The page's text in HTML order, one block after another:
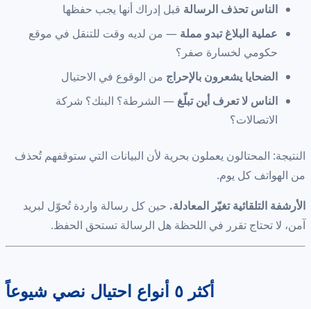
الناس تحذف الرسالة قبل إدراك أنها يجب حفظها
عملية البلاغ تبدو مملة — من لديه وقت للتنقل في موقع
حكومي لخسارة صفر؟
الضحايا يشعرون بالإحراج من الوقوع في الاحتيال
الناس لا تعرف أين تبلّغ — الشرطة؟ البنك؟ شركة
الاتصالات؟
النتيجة: المحتالون يعملون بحرية لأن البيانات التي ستوقفهم تُحذف
من الهواتف كل يوم.
الأرشفة التلقائية تغيّر المعادلة. حين كل رسالة واردة تُحوّل لبريد
آمن، لا تحتاج تقرر في اللحظة هل الرسالة تستحق الحفظ.
أكثر ٥ أنواع احتيال نصي شيوعاً